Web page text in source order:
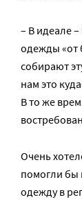
– В идеале
одежды «от
собирают
нам это
В то же
Очень
помогли бы
одежду в